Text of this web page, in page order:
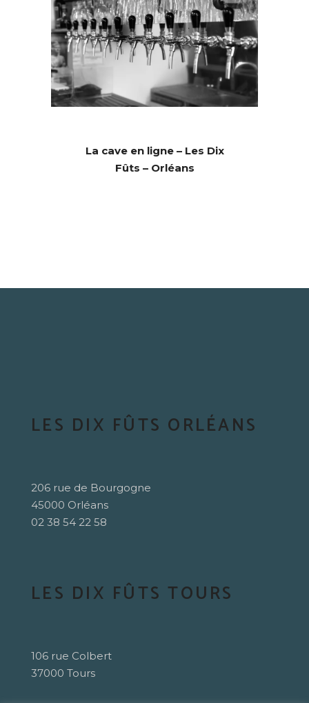
La cave en ligne – Les Dix
Fûts – Orléans
LES DIX FÛTS ORLÉANS
206 rue de Bourgogne
45000 Orléans
02 38 54 22 58
LES DIX FÛTS TOURS
106 rue Colbert
37000 Tours